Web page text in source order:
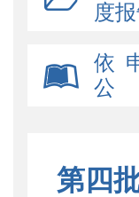
度
依
公
第四